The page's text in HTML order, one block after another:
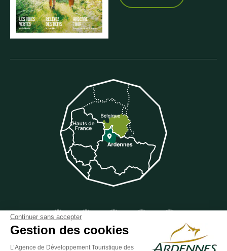
Suivez-nous sur Facebook
Continuer sans accepter
Gestion des cookies
L’Agence de Développement Touristique des